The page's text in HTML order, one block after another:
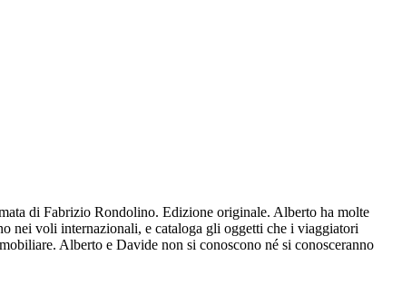
di Fabrizio Rondolino. Edizione originale. Alberto ha molte
nei voli internazionali, e cataloga gli oggetti che i viaggiatori
Alberto e Davide non si conoscono né si conosceranno